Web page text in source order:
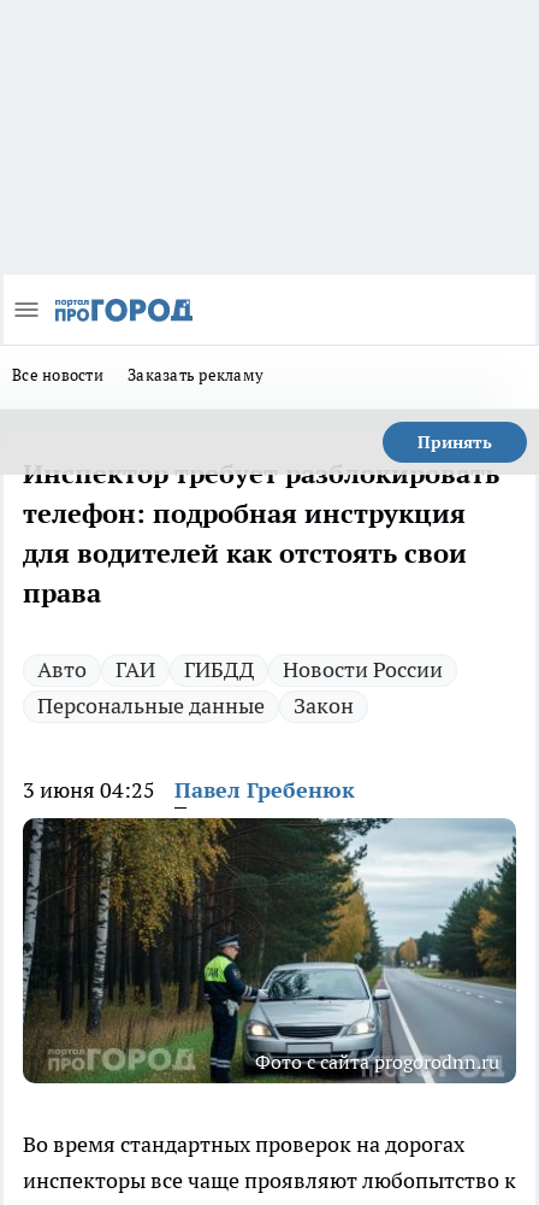
Все новости Заказать рекламу
Принять
Инспектор требует разблокировать
телефон: подробная инструкция
для водителей как отстоять свои
права
Авто ГАИ ГИБДД
Новости России
Персональные данные
Закон
3 июня 04:25 Павел Гребенюк
Фото с сайта progorodnn.ru
Во время стандартных проверок на дорогах
инспекторы все чаще проявляют любопытство к